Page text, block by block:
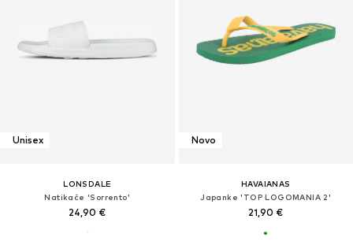
Unisex
LONSDALE
Natikače 'Sorrento'
24,90 €
Novo
HAVAIANAS
Japanke 'TOP LOGOMANIA 2'
21,90 €